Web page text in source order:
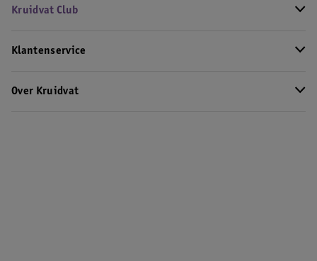
Kruidvat Club
Klantenservice
Over Kruidvat